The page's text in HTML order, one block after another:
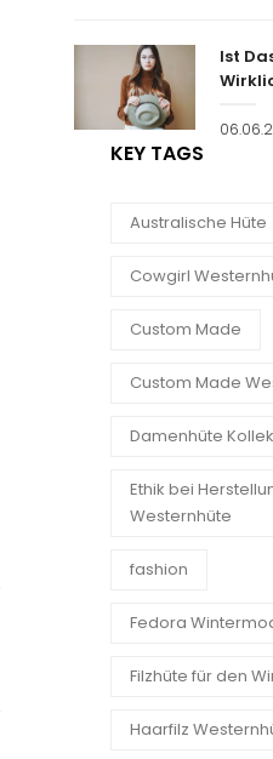
Ist
KEY TAGS
Australische Hüte
Cowgirl
Custom Made
Custom Made
Damenhüte
Ethik bei
Westernhüte
fashion
Fedora
Filzhüte für den
Haarfilz